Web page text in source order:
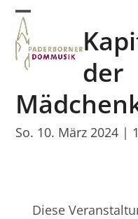
Skip
content
Open
mobile
menu
Close
mobile
menu
der
So. 10. März 2024 |
Diese